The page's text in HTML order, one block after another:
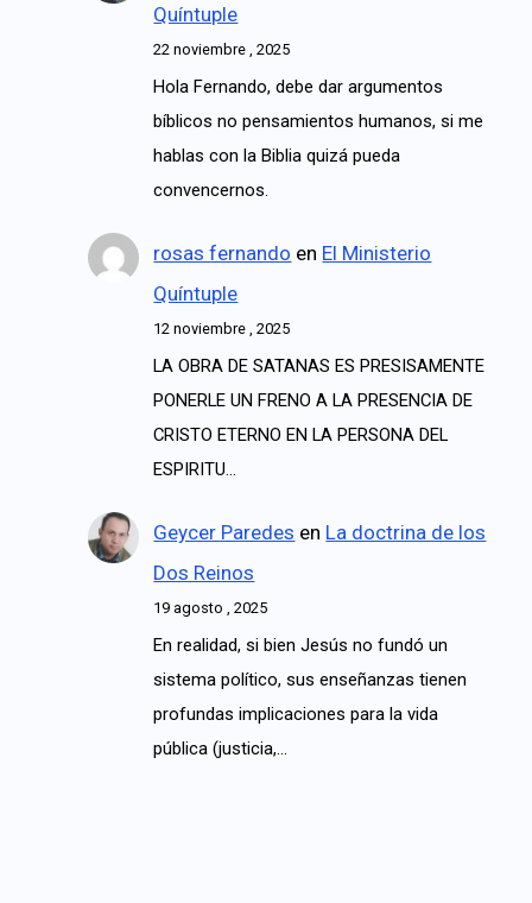
Quíntuple
22 noviembre , 2025
Hola Fernando, debe dar argumentos
bíblicos no pensamientos humanos, si me
hablas con la Biblia quizá pueda
convencernos.
rosas fernando en El Ministerio
Quíntuple
12 noviembre , 2025
LA OBRA DE SATANAS ES PRESISAMENTE
PONERLE UN FRENO A LA PRESENCIA DE
CRISTO ETERNO EN LA PERSONA DEL
ESPIRITU…
Geycer Paredes en La doctrina de los
Dos Reinos
19 agosto , 2025
En realidad, si bien Jesús no fundó un
sistema político, sus enseñanzas tienen
profundas implicaciones para la vida
pública (justicia,…